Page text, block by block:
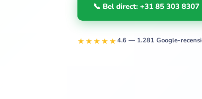
📞 Bel direct: +31 85 303 8307
★★★★★4.6 — 1.281 Google-